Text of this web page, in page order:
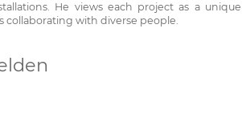
He views each project as a unique
collaborating with diverse people.